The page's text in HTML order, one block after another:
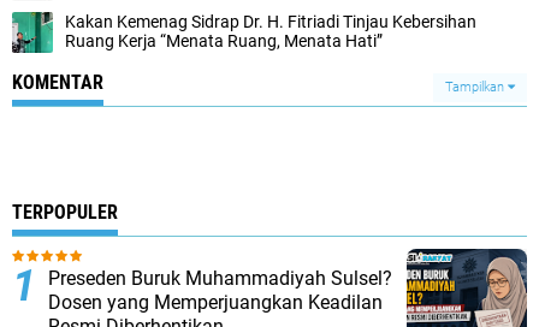
Kakan Kemenag Sidrap Dr. H. Fitriadi Tinjau Kebersihan
Ruang Kerja “Menata Ruang, Menata Hati”
KOMENTAR Tampilkan
TERPOPULER
Preseden Buruk Muhammadiyah Sulsel?
Dosen yang Memperjuangkan Keadilan